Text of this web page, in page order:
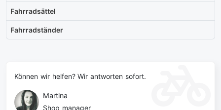
Fahrradsättel
Fahrradständer
Können wir helfen? Wir antworten sofort.
Martina
Shop manager